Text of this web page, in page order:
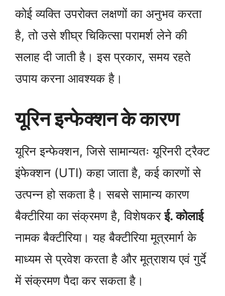
कोई व्यक्ति उपरोक्त लक्षणों का अनुभव करता
है, तो उसे शीघ्र चिकित्सा परामर्श लेने की
सलाह दी जाती है। इस प्रकार, समय रहते
उपाय करना आवश्यक है।
यूरिन इन्फेक्शन के कारण
यूरिन इन्फेक्शन, जिसे सामान्यतः यूरिनरी ट्रैक्ट
इंफेक्शन (UTI) कहा जाता है, कई कारणों से
उत्पन्न हो सकता है। सबसे सामान्य कारण
बैक्टीरिया का संक्रमण है, विशेषकरई. कोलाई
नामक बैक्टीरिया। यह बैक्टीरिया मूत्रमार्ग के
माध्यम से प्रवेश करता है और मूत्राशय एवं गुर्दे
में संक्रमण पैदा कर सकता है।